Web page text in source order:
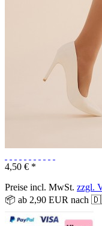
4,50 € *
Preise incl. MwSt. zzgl.
📦 ab 2,90 EUR nach